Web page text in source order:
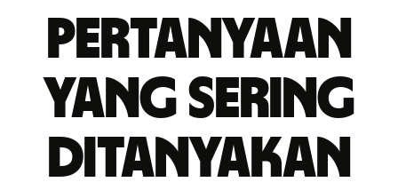
Pertanyaan
yang sering
ditanyakan